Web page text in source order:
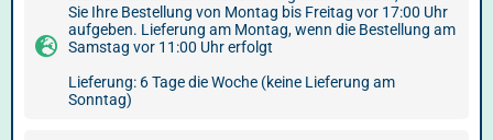
Sie Ihre Bestellung von Montag bis Freitag vor 17:00 Uhr
aufgeben. Lieferung am Montag, wenn die Bestellung am
Samstag vor 11:00 Uhr erfolgt
Lieferung: 6 Tage die Woche (keine Lieferung am
Sonntag)